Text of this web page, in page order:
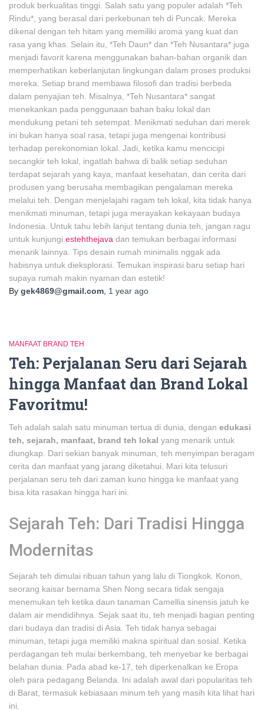
produk berkualitas tinggi. Salah satu yang populer adalah *Teh
Rindu*, yang berasal dari perkebunan teh di Puncak. Mereka
dikenal dengan teh hitam yang memiliki aroma yang kuat dan
rasa yang khas. Selain itu, *Teh Daun* dan *Teh Nusantara* juga
menjadi favorit karena menggunakan bahan-bahan organik dan
memperhatikan keberlanjutan lingkungan dalam proses produksi
mereka. Setiap brand membawa filosofi dan tradisi berbeda
dalam penyajian teh. Misalnya, *Teh Nusantara* sangat
menekankan pada penggunaan bahan baku lokal dan
mendukung petani teh setempat. Menikmati seduhan dari merek
ini bukan hanya soal rasa, tetapi juga mengenai kontribusi
terhadap perekonomian lokal. Jadi, ketika kamu mencicipi
secangkir teh lokal, ingatlah bahwa di balik setiap seduhan
terdapat sejarah yang kaya, manfaat kesehatan, dan cerita dari
produsen yang berusaha membagikan pengalaman mereka
melalui teh. Dengan menjelajahi ragam teh lokal, kita tidak hanya
menikmati minuman, tetapi juga merayakan kekayaan budaya
Indonesia. Untuk tahu lebih lanjut tentang dunia teh, jangan ragu
untuk kunjungi estehthejava dan temukan berbagai informasi
menarik lainnya. Tips desain rumah minimalis nggak ada
habisnya untuk dieksplorasi. Temukan inspirasi baru setiap hari
supaya rumah makin nyaman dan estetik!
By gek4869@gmail.com 1 year ago
MANFAAT BRAND TEH
Teh: Perjalanan Seru dari Sejarah
hingga Manfaat dan Brand Lokal
Favoritmu!
Teh adalah salah satu minuman tertua di dunia, dengan edukasi
teh, sejarah, manfaat, brand teh lokal yang menarik untuk
diungkap. Dari sekian banyak minuman, teh menyimpan beragam
cerita dan manfaat yang jarang diketahui. Mari kita telusuri
perjalanan seru teh dari zaman kuno hingga ke manfaat yang
bisa kita rasakan hingga hari ini.
Sejarah Teh: Dari Tradisi Hingga
Modernitas
Sejarah teh dimulai ribuan tahun yang lalu di Tiongkok. Konon,
seorang kaisar bernama Shen Nong secara tidak sengaja
menemukan teh ketika daun tanaman Camellia sinensis jatuh ke
dalam air mendidihnya. Sejak saat itu, teh menjadi bagian penting
dari budaya dan tradisi di Asia. Teh tidak hanya sebagai
minuman, tetapi juga memiliki makna spiritual dan sosial. Ketika
perdagangan teh mulai berkembang, teh menyebar ke berbagai
belahan dunia. Pada abad ke-17, teh diperkenalkan ke Eropa
oleh para pedagang Belanda. Ini adalah awal dari popularitas teh
di Barat, termasuk kebiasaan minum teh yang masih kita lihat hari
ini.